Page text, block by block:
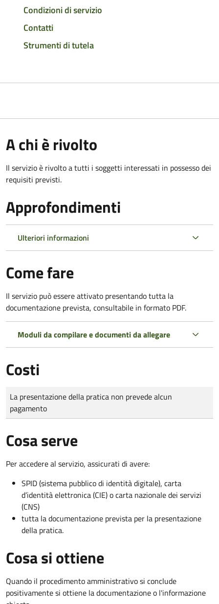
Condizioni di servizio
Contatti
Strumenti di tutela
A chi è rivolto
Il servizio è rivolto a tutti i soggetti interessati in possesso dei
requisiti previsti.
Approfondimenti
Ulteriori informazioni
Come fare
Il servizio può essere attivato presentando tutta la
documentazione prevista, consultabile in formato PDF.
Moduli da compilare e documenti da allegare
Costi
Tipo di pagamento
Importo
La presentazione della pratica non prevede alcun
pagamento
Cosa serve
Per accedere al servizio, assicurati di avere:
SPID (sistema pubblico di identità digitale), carta
d’identità elettronica (CIE) o carta nazionale dei servizi
(CNS)
tutta la documentazione prevista per la presentazione
della pratica.
Cosa si ottiene
Quando il procedimento amministrativo si conclude
positivamente si ottiene la documentazione o l'informazione